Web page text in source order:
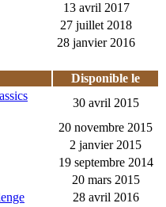
13 avril 2017
27 juillet 2018
28 janvier 2016
Disponible le
30 avril 2015
20 novembre 2015
2 janvier 2015
19 septembre 2014
20 mars 2015
28 avril 2016